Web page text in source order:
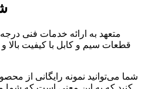
قطعات سیم و کابل با کیفیت
شما می‌توانید نمونه رایگانی از